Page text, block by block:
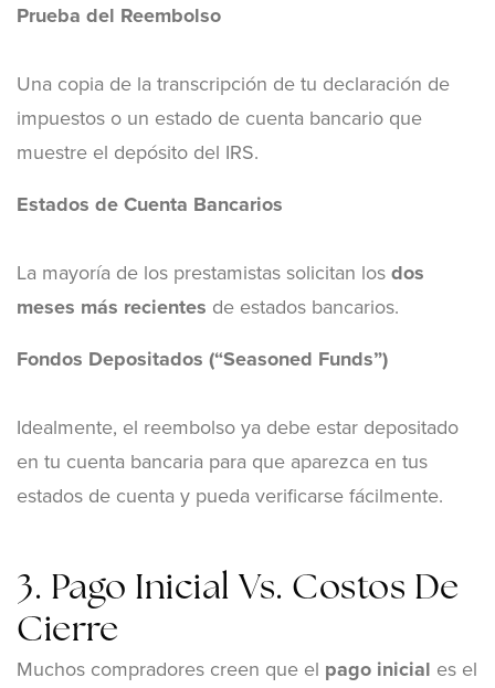
Prueba del Reembolso
Una copia de la transcripción de tu declaración de
impuestos o un estado de cuenta bancario que
muestre el depósito del IRS.
Estados de Cuenta Bancarios
La mayoría de los prestamistas solicitan losdos
meses más recientes de estados bancarios.
Fondos Depositados (“Seasoned Funds”)
Idealmente, el reembolso ya debe estar depositado
en tu cuenta bancaria para que aparezca en tus
estados de cuenta y pueda verificarse fácilmente.
3. Pago Inicial Vs. Costos De
Cierre
Muchos compradores creen que el pago inicial es el